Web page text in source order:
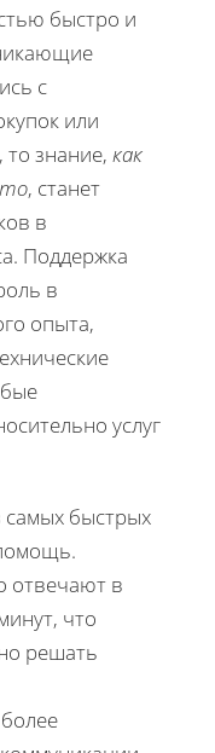
быстро и
с
или
знание, как
, станет
в
Поддержка
в
опыта,
услуг
самых быстрых
отвечают в
что
решать